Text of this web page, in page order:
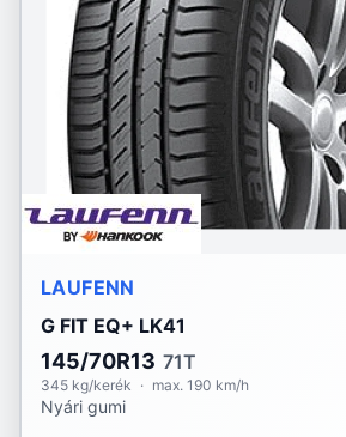
LAUFENN
G FIT EQ+ LK41
145/70R13 71T
345 kg/kerék · max. 190 km/h
Nyári gumi